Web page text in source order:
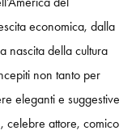
economica, dalla
nascita della cultura
non tanto per
eleganti e suggestive
celebre attore, comico